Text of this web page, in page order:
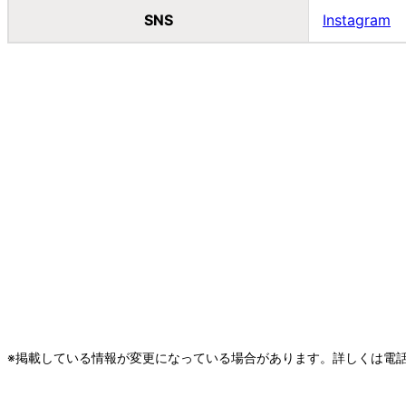
SNS Instagram
※掲載している情報が変更になっている場合があります。詳しくは電